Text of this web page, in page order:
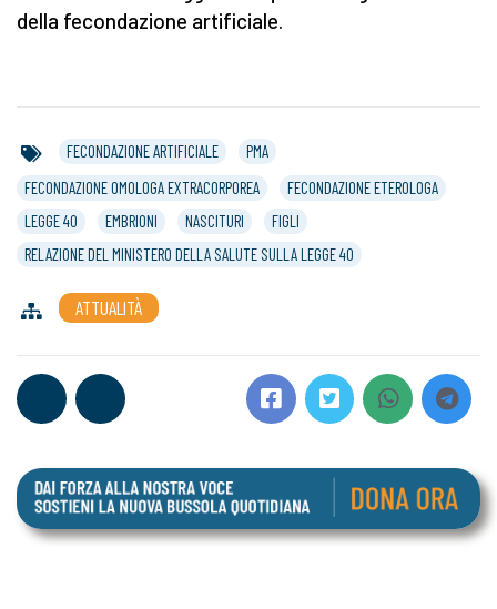
della fecondazione artificiale.
FECONDAZIONE ARTIFICIALE
PMA
FECONDAZIONE OMOLOGA EXTRACORPOREA
FECONDAZIONE ETEROLOGA
LEGGE 40
EMBRIONI NASCITURI
FIGLI
RELAZIONE DEL MINISTERO DELLA SALUTE SULLA LEGGE 40
ATTUALITÀ